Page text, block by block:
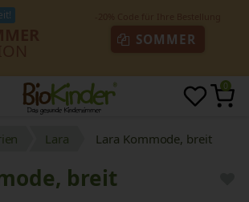
SOMMER
0
Lara Lara Kommode, breit
breit